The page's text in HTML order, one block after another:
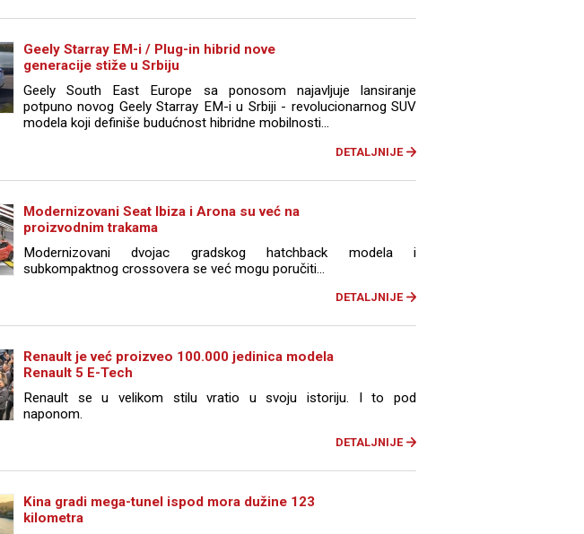
Geely Starray EM-i / Plug-in hibrid nove
generacije stiže u Srbiju
Geely South East Europe sa ponosom najavljuje lansiranje
potpuno novog Geely Starray EM-i u Srbiji - revolucionarnog SUV
modela koji definiše budućnost hibridne mobilnosti...
DETALJNIJE
Modernizovani Seat Ibiza i Arona su već na
proizvodnim trakama
Modernizovani dvojac gradskog hatchback modela i
subkompaktnog crossovera se već mogu poručiti...
DETALJNIJE
Renault je već proizveo 100.000 jedinica modela
Renault 5 E-Tech
Renault se u velikom stilu vratio u svoju istoriju. I to pod
naponom.
DETALJNIJE
Kina gradi mega-tunel ispod mora dužine 123
kilometra